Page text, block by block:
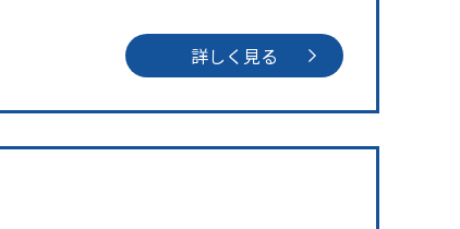
詳しく見る